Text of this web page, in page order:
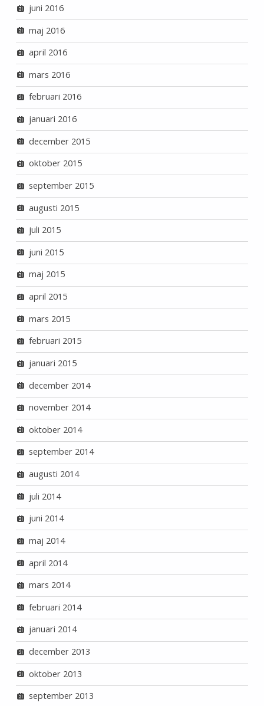
juni 2016
maj 2016
april 2016
mars 2016
februari 2016
januari 2016
december 2015
oktober 2015
september 2015
augusti 2015
juli 2015
juni 2015
maj 2015
april 2015
mars 2015
februari 2015
januari 2015
december 2014
november 2014
oktober 2014
september 2014
augusti 2014
juli 2014
juni 2014
maj 2014
april 2014
mars 2014
februari 2014
januari 2014
december 2013
oktober 2013
september 2013